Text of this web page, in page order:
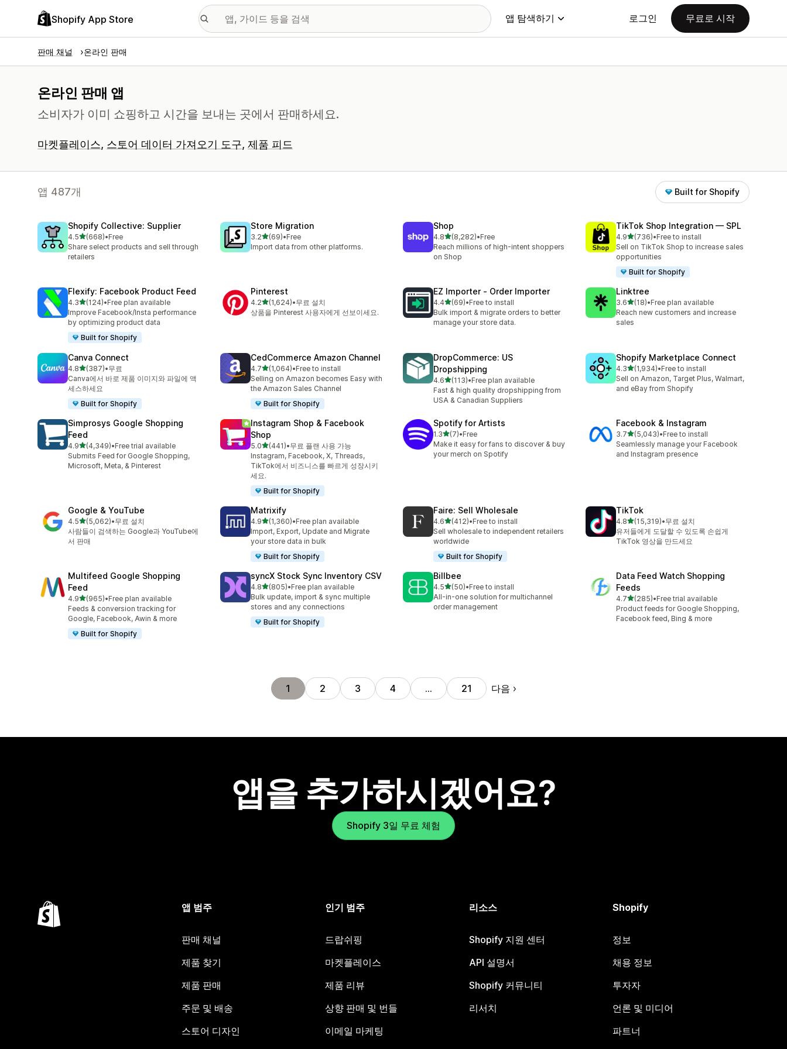
Shopify App Store 앱 탐색하기 로그인 무료로 시작
판매 채널 온라인 판매
온라인 판매 앱
소비자가 이미 쇼핑하고 시간을 보내는 곳에서 판매하세요.
마켓플레이스 스토어 데이터 가져오기 도구 제품 피드
앱 487개 Built for Shopify
Shopify Collective: Supplier
4.5별 5개 중
(668)
총 리뷰 668개
•Free
Share select products and sell through
retailers
Store Migration
3.2별 5개 중
(69)
총 리뷰 69개
•Free
Import data from other platforms.
Shop
4.8별 5개 중
(8,282)
총 리뷰 8282개
•Free
Reach millions of high-intent shoppers
on Shop
TikTok Shop Integration — SPL
4.9별 5개 중
(736)
총 리뷰 736개
•Free to install
Sell on TikTok Shop to increase sales
opportunities
Built for Shopify
Flexify: Facebook Product Feed
4.3별 5개 중
(124)
총 리뷰 124개
•Free plan available
Improve Facebook/Insta performance
by optimizing product data
Built for Shopify
Pinterest
4.2별 5개 중
(1,624)
총 리뷰 1624개
•무료 설치
상품을 Pinterest 사용자에게 선보이세요.
EZ Importer ‑ Order Importer
4.4별 5개 중
(69)
총 리뷰 69개
•Free to install
Bulk import & migrate orders to better
manage your store data.
Linktree
3.6별 5개 중
(18)
총 리뷰 18개
•Free plan available
Reach new customers and increase
sales
Canva Connect
4.8별 5개 중
(387)
총 리뷰 387개
•무료
Canva에서 바로 제품 이미지와 파일에 액
세스하세요
Built for Shopify
CedCommerce Amazon Channel
4.7별 5개 중
(1,064)
총 리뷰 1064개
•Free to install
Selling on Amazon becomes Easy with
the Amazon Sales Channel
Built for Shopify
DropCommerce: US
Dropshipping
4.6별 5개 중
(113)
총 리뷰 113개
•Free plan available
Fast & high quality dropshipping from
USA & Canadian Suppliers
Shopify Marketplace Connect
4.3별 5개 중
(1,934)
총 리뷰 1934개
•Free to install
Sell on Amazon, Target Plus, Walmart,
and eBay from Shopify
Simprosys Google Shopping
Feed
4.9별 5개 중
(4,349)
총 리뷰 4349개
•Free trial available
Submits Feed for Google Shopping,
Microsoft, Meta, & Pinterest
Instagram Shop & Facebook
Shop
5.0별 5개 중
(441)
총 리뷰 441개
•무료 플랜 사용 가능
Instagram, Facebook, X, Threads,
TikTok에서 비즈니스를 빠르게 성장시키
세요.
Built for Shopify
Spotify for Artists
1.3별 5개 중
(7)
총 리뷰 7개
•Free
Make it easy for fans to discover & buy
your merch on Spotify
Facebook & Instagram
3.7별 5개 중
(5,043)
총 리뷰 5043개
•Free to install
Seamlessly manage your Facebook
and Instagram presence
Google & YouTube
4.5별 5개 중
(5,062)
총 리뷰 5062개
•무료 설치
사람들이 검색하는 Google과 YouTube에
서 판매
Matrixify
4.9별 5개 중
(1,360)
총 리뷰 1360개
•Free plan available
Import, Export, Update and Migrate
your store data in bulk
Built for Shopify
Faire: Sell Wholesale
4.6별 5개 중
(412)
총 리뷰 412개
•Free to install
Sell wholesale to independent retailers
worldwide
Built for Shopify
TikTok
4.8별 5개 중
(15,319)
총 리뷰 15319개
•무료 설치
유저들에게 도달할 수 있도록 손쉽게
TikTok 영상을 만드세요
Multifeed Google Shopping
Feed
4.9별 5개 중
(965)
총 리뷰 965개
•Free plan available
Feeds & conversion tracking for
Google, Facebook, Awin & more
Built for Shopify
syncX Stock Sync Inventory CSV
4.8별 5개 중
(805)
총 리뷰 805개
•Free plan available
Bulk update, import & sync multiple
stores and any connections
Built for Shopify
Billbee
4.5별 5개 중
(50)
총 리뷰 50개
•Free to install
All-in-one solution for multichannel
order management
Data Feed Watch Shopping
Feeds
4.7별 5개 중
(285)
총 리뷰 285개
•Free trial available
Product feeds for Google Shopping,
Facebook feed, Bing & more
1 2 3 4 … 21 다음
앱을 추가하시겠어요?
Shopify 3일 무료 체험
앱 범주
판매 채널
제품 찾기
제품 판매
주문 및 배송
스토어 디자인
인기 범주
드랍쉬핑
마켓플레이스
제품 리뷰
상향 판매 및 번들
이메일 마케팅
리소스
Shopify 지원 센터
API 설명서
Shopify 커뮤니티
리서치
Shopify
정보
채용 정보
투자자
언론 및 미디어
파트너